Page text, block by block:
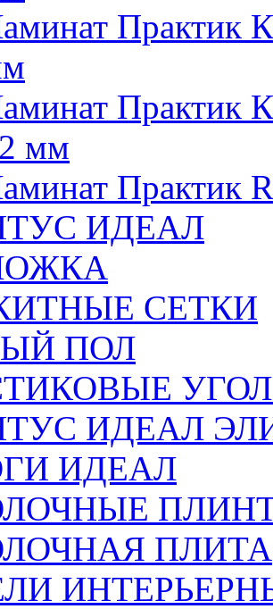
Практик
Практик
мм
Практик
ИДЕАЛ
СЕТКИ
ПОЛ
ИДЕАЛ
ИДЕАЛ
ПЛИТА